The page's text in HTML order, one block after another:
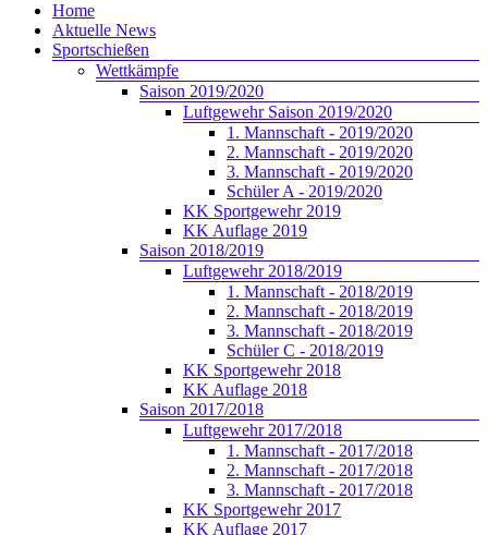
Home
Aktuelle News
Sportschießen
Wettkämpfe
Saison 2019/2020
Luftgewehr Saison 2019/2020
1. Mannschaft - 2019/2020
2. Mannschaft - 2019/2020
3. Mannschaft - 2019/2020
Schüler A - 2019/2020
KK Sportgewehr 2019
KK Auflage 2019
Saison 2018/2019
Luftgewehr 2018/2019
1. Mannschaft - 2018/2019
2. Mannschaft - 2018/2019
3. Mannschaft - 2018/2019
Schüler C - 2018/2019
KK Sportgewehr 2018
KK Auflage 2018
Saison 2017/2018
Luftgewehr 2017/2018
1. Mannschaft - 2017/2018
2. Mannschaft - 2017/2018
3. Mannschaft - 2017/2018
KK Sportgewehr 2017
KK Auflage 2017